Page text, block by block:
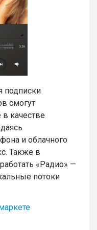
подписки
смогут
качестве
и облачного
Также в
«Радио» —
потоки